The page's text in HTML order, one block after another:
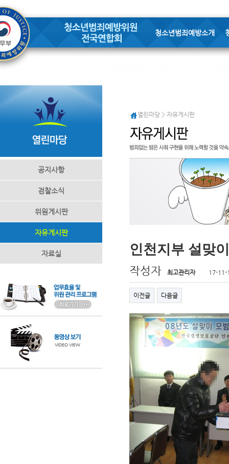
청소년범죄예방소개
공지사항
검찰소식
위원게시판
자유게시판
자료실
열린마당 > 자유게시판
인천지부 설맞
작성자 최고관리자 17-11-
이전글 다음글